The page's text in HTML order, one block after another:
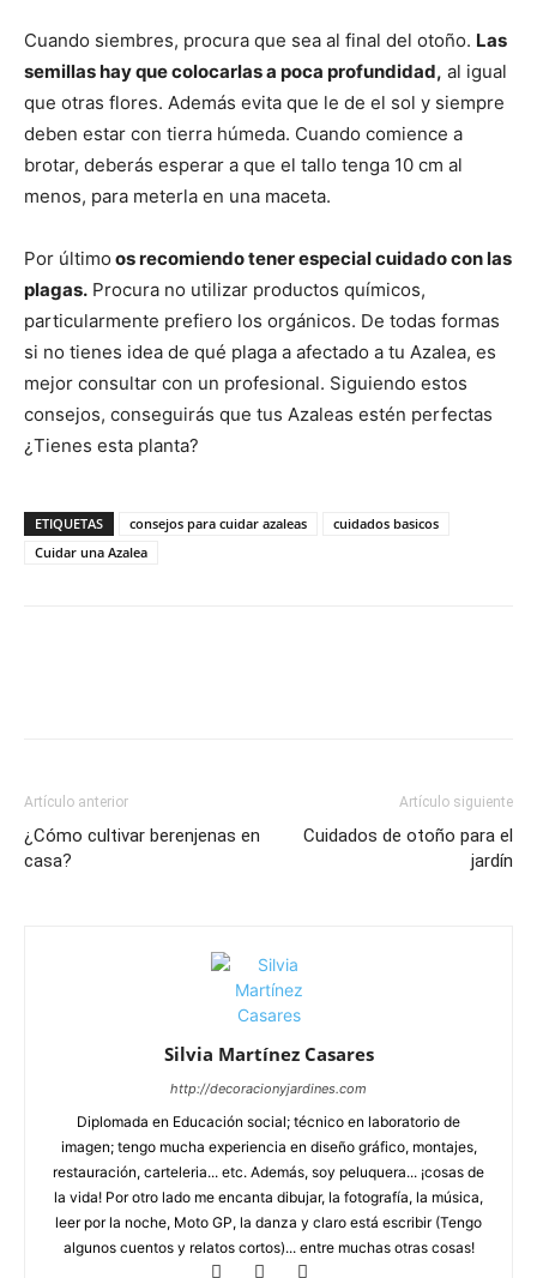
Cuando siembres, procura que sea al final del otoño. Las
semillas hay que colocarlas a poca profundidad, al igual
que otras flores. Además evita que le de el sol y siempre
deben estar con tierra húmeda. Cuando comience a
brotar, deberás esperar a que el tallo tenga 10 cm al
menos, para meterla en una maceta.
Por último os recomiendo tener especial cuidado con las
plagas. Procura no utilizar productos químicos,
particularmente prefiero los orgánicos. De todas formas
si no tienes idea de qué plaga a afectado a tu Azalea, es
mejor consultar con un profesional. Siguiendo estos
consejos, conseguirás que tus Azaleas estén perfectas
¿Tienes esta planta?
ETIQUETAS consejos para cuidar azaleas
cuidados basicos
Cuidar una Azalea
Artículo anterior
¿Cómo cultivar berenjenas en
casa?
Artículo siguiente
Cuidados de otoño para el
jardín
Silvia Martínez Casares
http://decoracionyjardines.com
Diplomada en Educación social; técnico en laboratorio de
imagen; tengo mucha experiencia en diseño gráfico, montajes,
restauración, carteleria... etc. Además, soy peluquera... ¡cosas de
la vida! Por otro lado me encanta dibujar, la fotografía, la música,
leer por la noche, Moto GP, la danza y claro está escribir (Tengo
algunos cuentos y relatos cortos)... entre muchas otras cosas!